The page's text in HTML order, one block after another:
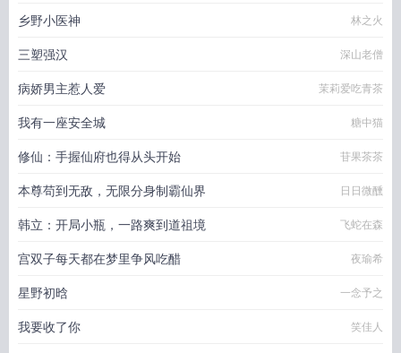
乡野小医神 林之火
三塑强汉 深山老僧
病娇男主惹人爱 茉莉爱吃青茶
我有一座安全城 糖中猫
修仙：手握仙府也得从头开始 苷果茶茶
本尊苟到无敌，无限分身制霸仙界 日日微醺
韩立：开局小瓶，一路爽到道祖境 飞蛇在森
宫双子每天都在梦里争风吃醋 夜瑜希
星野初晗 一念予之
我要收了你 笑佳人